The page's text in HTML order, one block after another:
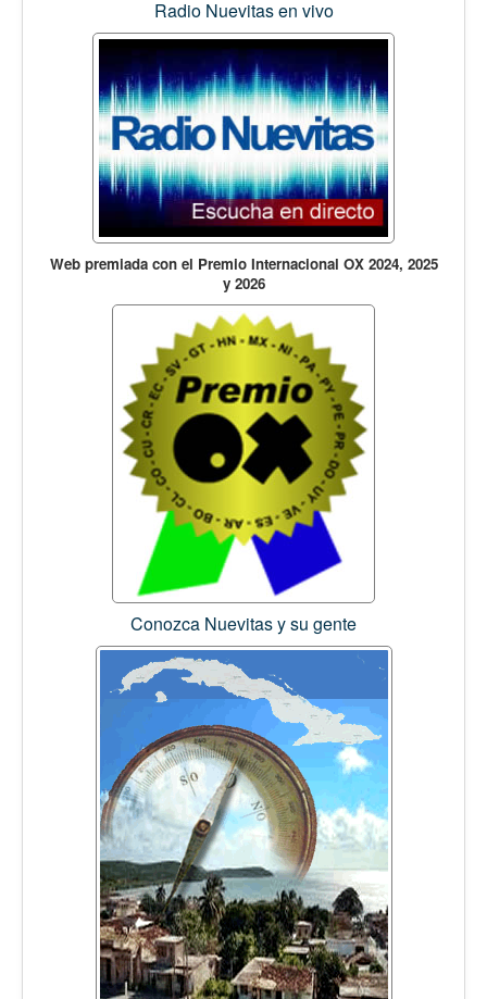
Radio Nuevitas en vivo
Web premiada con el Premio Internacional OX 2024, 2025
y 2026
Conozca Nuevitas y su gente